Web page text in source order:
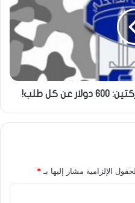
كل طلب!
الإلزامية مشار إليها بـ *